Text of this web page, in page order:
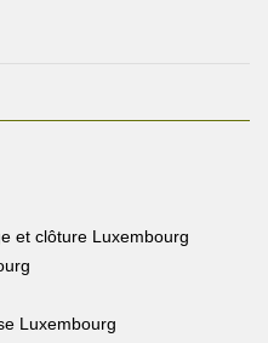
et clôture Luxembourg
Luxembourg